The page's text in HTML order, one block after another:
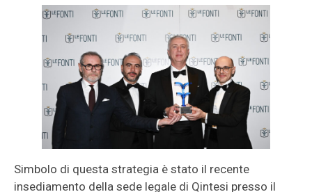
Simbolo di questa strategia è stato il recente
insediamento della sede legale di Qintesi presso il